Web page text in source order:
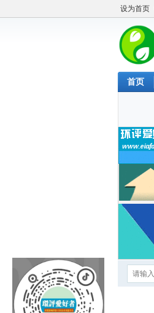
设为首页
首页